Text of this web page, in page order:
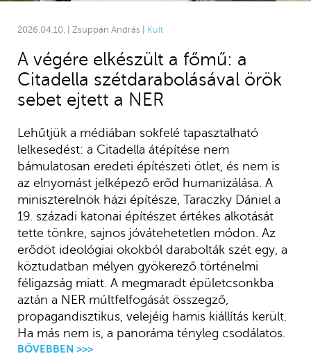
2026.04.10. | Zsuppán András | Kult
A végére elkészült a főmű: a
Citadella szétdarabolásával örök
sebet ejtett a NER
Lehűtjük a médiában sokfelé tapasztalható
lelkesedést: a Citadella átépítése nem
bámulatosan eredeti építészeti ötlet, és nem is
az elnyomást jelképező erőd humanizálása. A
miniszterelnök házi építésze, Taraczky Dániel a
19. századi katonai építészet értékes alkotását
tette tönkre, sajnos jóvátehetetlen módon. Az
erődöt ideológiai okokból darabolták szét egy, a
köztudatban mélyen gyökerező történelmi
féligazság miatt. A megmaradt épületcsonkba
aztán a NER múltfelfogását összegző,
propagandisztikus, velejéig hamis kiállítás került.
Ha más nem is, a panoráma tényleg csodálatos.
BŐVEBBEN >>>